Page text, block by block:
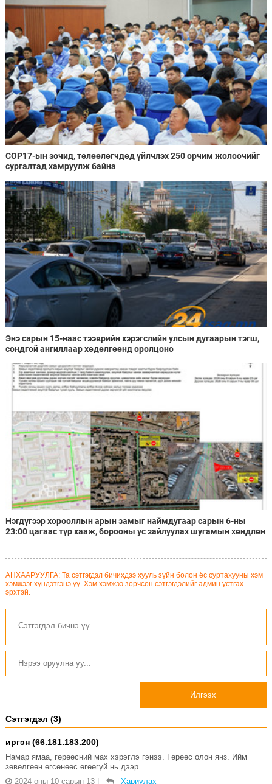
COP17-ын зочид, төлөөлөгчдөд үйлчлэх 250 орчим жолоочийг
сургалтад хамруулж байна
Энэ сарын 15-наас тээврийн хэрэгслийн улсын дугаарын тэгш,
сондгой ангиллаар хөдөлгөөнд оролцоно
Нэгдүгээр хорооллын арын замыг наймдугаар сарын 6-ны
23:00 цагаас түр хааж, борооны ус зайлуулах шугамын хөндлөн
АНХААРУУЛГА: Та сэтгэгдэл бичихдээ хууль зүйн болон ёс суртахууны хэм
хэмжээг хүндэтгэнэ үү. Хэм хэмжээ зөрчсөн сэтгэгдэлийг админ устгах
эрхтэй.
Илгээх
Сэтгэгдэл (3)
иргэн (66.181.183.200)
Намар ямаа, гөрөөсний мах хэрэглэ гэнээ. Гөрөөс олон янз. Ийм
зөвөлгөөн өгсөнөөс өгөөгүй нь дээр.
2024 оны 10 сарын 13 | Хариулах